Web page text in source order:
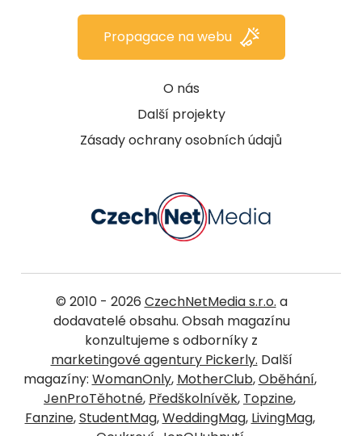
O nás
Další projekty
Zásady ochrany osobních údajů
Propagace na webu
© 2010 - 2026 CzechNetMedia s.r.o. a
dodavatelé obsahu. Obsah magazínu
konzultujeme s odborníky z
marketingové agentury Pickerly. Další
magazíny: WomanOnly, MotherClub,Oběhání,
JenProTěhotné, Předškolnívěk, Topzine,
Fanzine,StudentMag,WeddingMag, LivingMag,